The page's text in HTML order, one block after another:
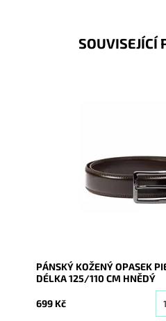
SOUVISEJÍCÍ
Skladem
16622
Pierre Cardin
2 roky
PÁNSKÝ KOŽENÝ OPASEK
DÉLKA 125/110 CM HNĚDÝ
699 Kč